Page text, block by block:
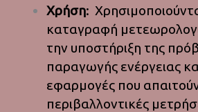
Χρήση:
καταγραφή
την υποστήριξη της
παραγωγής ενέργειας
εφαρμογές που
περιβαλλοντικές